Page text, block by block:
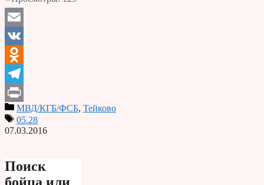
Email
VK
Odnoklassniki
Telegram
PrintМВД/КГБ/ФСБ, Тейково
05.28
07.03.2016
Поиск
бойца или